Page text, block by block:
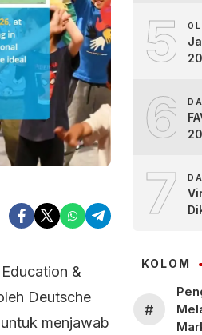
&
Deutsche
menjawab
5
6
7
KOLOM
#